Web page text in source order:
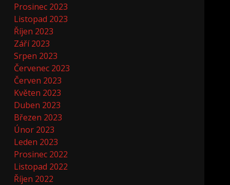
Prosinec 2023
Listopad 2023
Říjen 2023
Září 2023
Srpen 2023
Červenec 2023
Červen 2023
Květen 2023
Duben 2023
Březen 2023
Únor 2023
Leden 2023
Prosinec 2022
Listopad 2022
Říjen 2022